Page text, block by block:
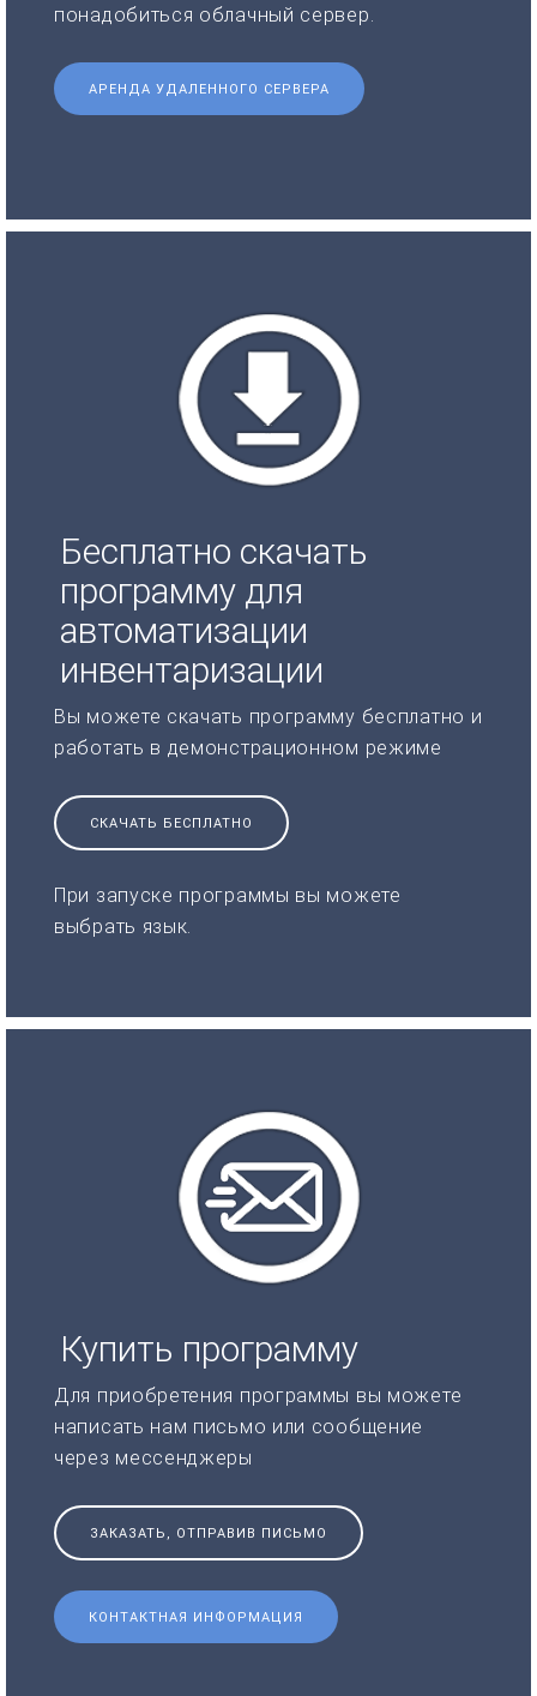
понадобиться облачный сервер.
АРЕНДА УДАЛЕННОГО СЕРВЕРА
Бесплатно скачать
программу для
автоматизации
инвентаризации
Вы можете скачать программу бесплатно и
работать в демонстрационном режиме
СКАЧАТЬ БЕСПЛАТНО
При запуске программы вы можете
выбрать язык.
Купить программу
Для приобретения программы вы можете
написать нам письмо или сообщение
через мессенджеры
ЗАКАЗАТЬ, ОТПРАВИВ ПИСЬМО
КОНТАКТНАЯ ИНФОРМАЦИЯ